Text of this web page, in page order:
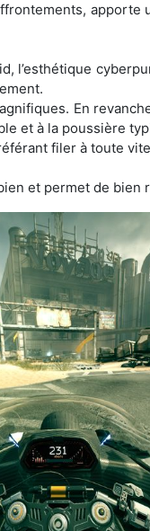
apporte
l’esthétique
En
et à la poussière
filer à toute
et permet de bien